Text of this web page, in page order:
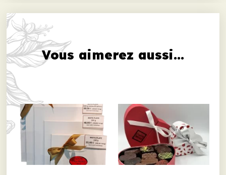
Vous aimerez aussi...